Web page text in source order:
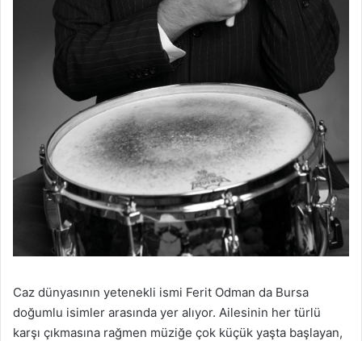
Caz dünyasının yetenekli ismi Ferit Odman da Bursa
doğumlu isimler arasında yer alıyor. Ailesinin her türlü
karşı çıkmasına rağmen müziğe çok küçük yaşta başlayan,